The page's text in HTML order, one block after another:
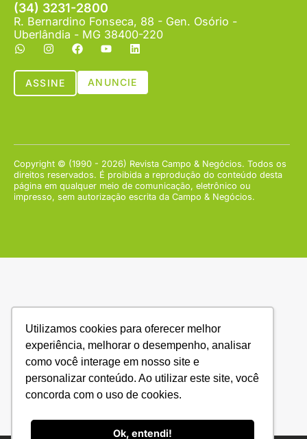
Utilizamos cookies para oferecer melhor
experiência, melhorar o desempenho, analisar
como você interage em nosso site e
personalizar conteúdo. Ao utilizar este site, você
concorda com o uso de cookies.
Ok, entendi!
(34) 3231-2800
R. Bernardino Fonseca, 88 - Gen. Osório -
Uberlândia - MG 38400-220
ASSINE ANUNCIE
Copyright © (1990 - 2026) Revista Campo & Negócios. Todos os
direitos reservados. É proibida a reprodução do conteúdo desta
página em qualquer meio de comunicação, eletrônico ou
impresso, sem autorização escrita da Campo & Negócios.